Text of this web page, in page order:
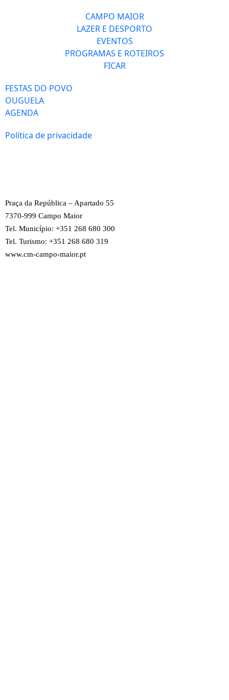
CAMPO MAIOR
LAZER E DESPORTO
EVENTOS
PROGRAMAS E ROTEIROS
FICAR
FESTAS DO POVO
OUGUELA
AGENDA
Política de privacidade
Praça da República – Apartado 55
7370-999 Campo Maior
Tel. Município: +351 268 680 300
Tel. Turismo: +351 268 680 319
www.cm-campo-maior.pt